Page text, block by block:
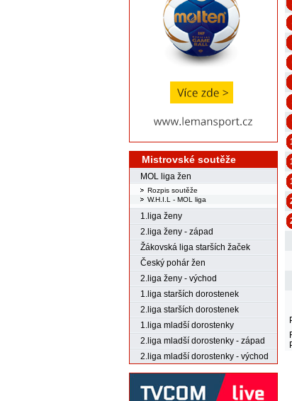
Mistrovské soutěže
MOL liga žen
Rozpis soutěže
W.H.I.L - MOL liga
1.liga ženy
2.liga ženy - západ
Žákovská liga starších žaček
Český pohár žen
2.liga ženy - východ
1.liga starších dorostenek
2.liga starších dorostenek
1.liga mladší dorostenky
2.liga mladší dorostenky - západ
2.liga mladší dorostenky - východ